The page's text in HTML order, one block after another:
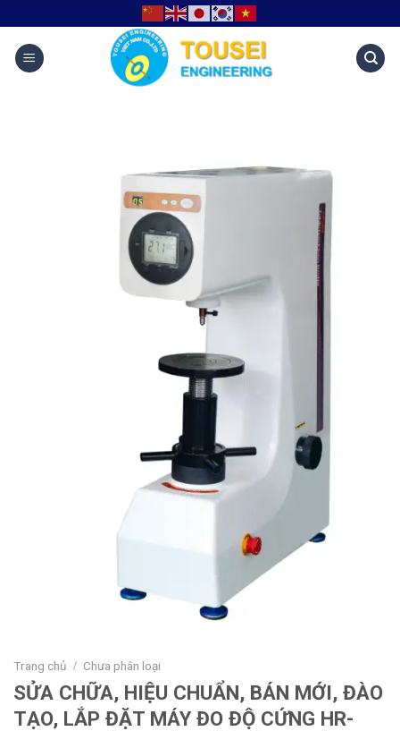
Trang chủ / Chưa phân loại
SỬA CHỮA, HIỆU CHUẨN, BÁN MỚI, ĐÀO
TẠO, LẮP ĐẶT MÁY ĐO ĐỘ CỨNG HR-